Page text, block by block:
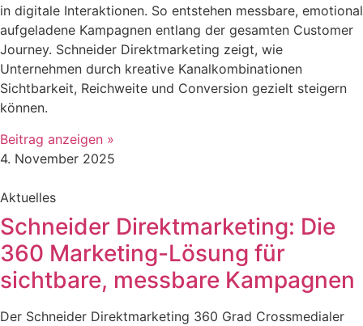
in digitale Interaktionen. So entstehen messbare, emotional
aufgeladene Kampagnen entlang der gesamten Customer
Journey. Schneider Direktmarketing zeigt, wie
Unternehmen durch kreative Kanalkombinationen
Sichtbarkeit, Reichweite und Conversion gezielt steigern
können.
Beitrag anzeigen »
4. November 2025
Aktuelles
Schneider Direktmarketing: Die
360 Marketing-Lösung für
sichtbare, messbare Kampagnen
Der Schneider Direktmarketing 360 Grad Crossmedialer